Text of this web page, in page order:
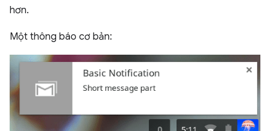
hơn.
Một thông báo cơ bản: